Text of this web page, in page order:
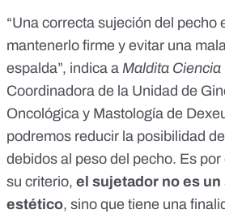
“Una correcta sujeción del pecho
mantenerlo firme y evitar una
espalda”, indica a Maldita Ciencia
Coordinadora de la Unidad de
Oncológica y Mastología de
podremos reducir la posibilidad
debidos al peso del pecho. Es
su criterio, el sujetador no es
estético, sino que tiene una